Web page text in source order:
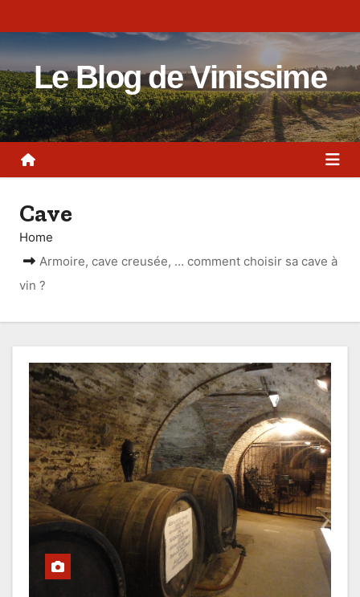
k
i
p
t
o
c
Le Blog de Vinissime
Cave
Home
Armoire, cave creusée, … comment choisir sa cave à
vin ?